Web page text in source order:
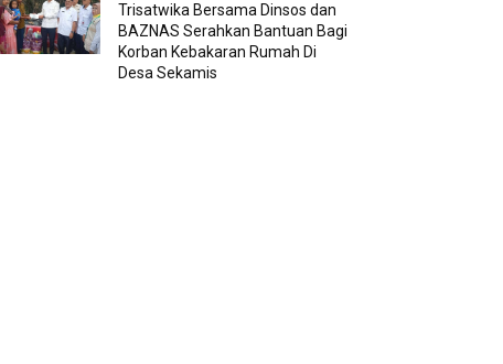
Trisatwika Bersama Dinsos dan
BAZNAS Serahkan Bantuan Bagi
Korban Kebakaran Rumah Di
Desa Sekamis